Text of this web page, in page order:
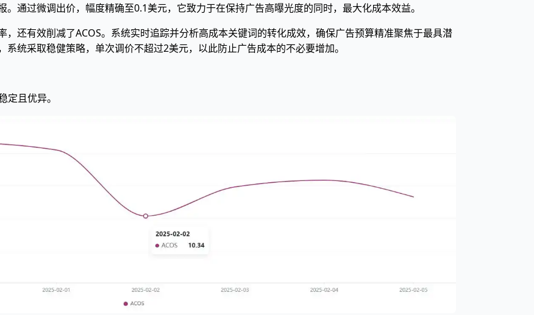
通过微调出价，幅度精确至0.1美元，它致力于在保持广告高曝光度的同时，最大化成本效益。
，还有效削减了ACOS。系统实时追踪并分析高成本关键词的转化成效，确保广告预算精准聚焦于最具潜
统采取稳健策略，单次调价不超过2美元，以此防止广告成本的不必要增加。
且优异。